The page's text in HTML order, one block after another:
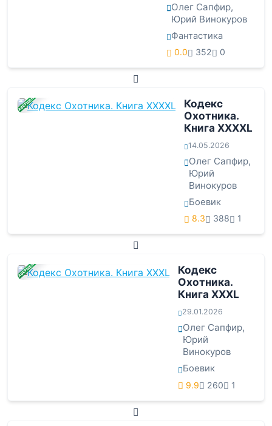
Олег Сапфир,
Юрий Винокуров
Фантастика
0.0 352 0
ЗАВЕРШЕНА
Кодекс
Охотника.
Книга XXXXL
14.05.2026
Олег Сапфир,
Юрий
Винокуров
Боевик
8.3 388 1
ЗАВЕРШЕНА
Кодекс
Охотника.
Книга XXXL
29.01.2026
Олег Сапфир,
Юрий
Винокуров
Боевик
9.9 260 1